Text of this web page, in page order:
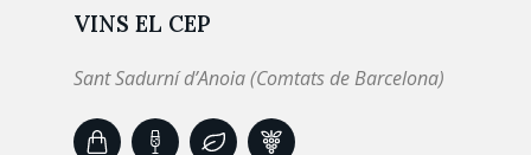
VINS EL CEP
Sant Sadurní d’Anoia (Comtats de Barcelona)